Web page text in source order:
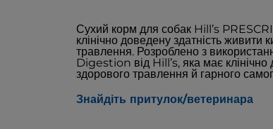
Сухий корм для собак Hill’s
клінічно доведену здатність живити
травлення. Розроблено з
Digestion від Hill’s, яка має
здорового травлення й гарного
Знайдіть притулок/ветеринара